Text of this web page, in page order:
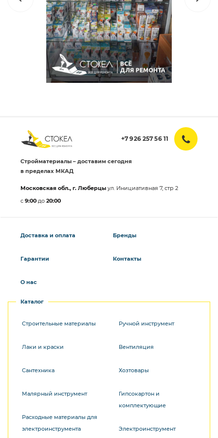
+7 926 257 56 11
Стройматериалы – доставим сегодня
в пределах МКАД
Московская обл., г. Люберцы ул. Инициативная 7, стр 2
с 9:00 до 20:00
Доставка и оплата
Гарантии
О нас
Бренды
Контакты
Каталог
Строительные материалы
Лаки и краски
Сантехника
Малярный инструмент
Расходные материалы для
электроинструмента
Ручной инструмент
Вентиляция
Хозтовары
Гипсокартон и
комплектующие
Электроинструмент